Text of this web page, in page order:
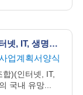
사업계획서 (벤처투자조합)(인터넷, IT, 생명공학, 엔터테인먼트, 소재 분야의 국내 유망 벤처기업을 중심으로 전문 투자를 실시)
업계획서양식
)(인터넷, IT,
국내 유망...